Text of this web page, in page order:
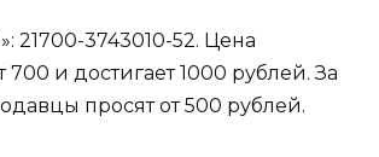
21700-3743010-52. Цена
700 и достигает 1000 рублей. За
просят от 500 рублей.